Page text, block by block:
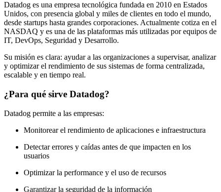
Datadog es una empresa tecnológica fundada en 2010 en Estados
Unidos, con presencia global y miles de clientes en todo el mundo,
desde startups hasta grandes corporaciones. Actualmente cotiza en el
NASDAQ y es una de las plataformas más utilizadas por equipos de
IT, DevOps, Seguridad y Desarrollo.
Su misión es clara: ayudar a las organizaciones a supervisar, analizar
y optimizar el rendimiento de sus sistemas de forma centralizada,
escalable y en tiempo real.
¿Para qué sirve Datadog?
Datadog permite a las empresas:
Monitorear el rendimiento de aplicaciones e infraestructura
Detectar errores y caídas antes de que impacten en los
usuarios
Optimizar la performance y el uso de recursos
Garantizar la seguridad de la información